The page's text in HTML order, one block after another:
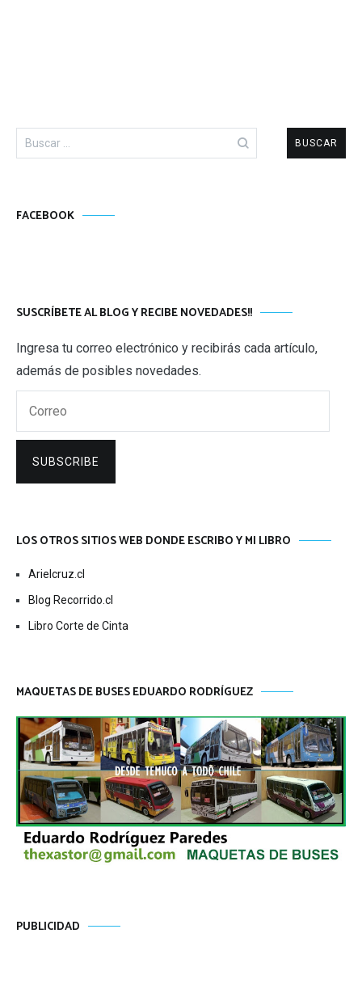
FACEBOOK
SUSCRÍBETE AL BLOG Y RECIBE NOVEDADES!!
Ingresa tu correo electrónico y recibirás cada artículo,
además de posibles novedades.
SUBSCRIBE
LOS OTROS SITIOS WEB DONDE ESCRIBO Y MI LIBRO
Arielcruz.cl
Blog Recorrido.cl
Libro Corte de Cinta
MAQUETAS DE BUSES EDUARDO RODRÍGUEZ
PUBLICIDAD